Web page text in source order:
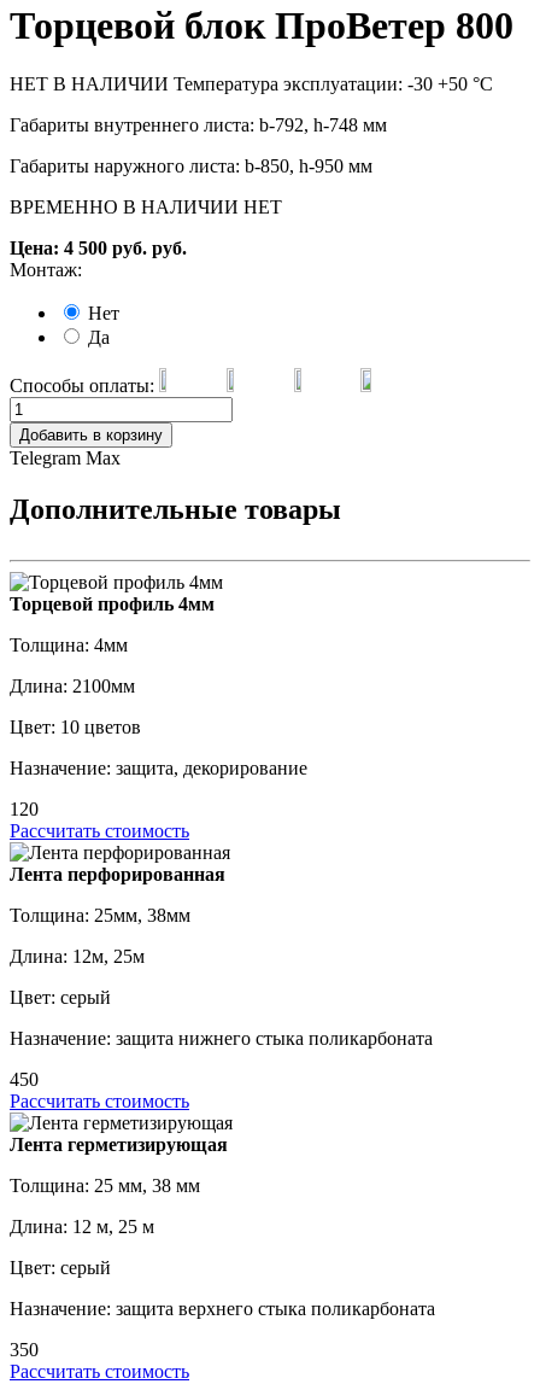
Торцевой блок ПроВетер 800
НЕТ В НАЛИЧИИ Температура эксплуатации: -30 +50 °С
Габариты внутреннего листа: b-792, h-748 мм
Габариты наружного листа: b-850, h-950 мм
ВРЕМЕННО В НАЛИЧИИ НЕТ
Цена: 4 500 руб. руб.
Монтаж:
Нет
Да
Способы оплаты:
Добавить в корзину
Telegram Max
Дополнительные товары
Торцевой профиль 4мм
Толщина: 4мм
Длина: 2100мм
Цвет: 10 цветов
Назначение: защита, декорирование
120
Рассчитать стоимость
Лента перфорированная
Толщина: 25мм, 38мм
Длина: 12м, 25м
Цвет: серый
Назначение: защита нижнего стыка поликарбоната
450
Рассчитать стоимость
Лента герметизирующая
Толщина: 25 мм, 38 мм
Длина: 12 м, 25 м
Цвет: серый
Назначение: защита верхнего стыка поликарбоната
350
Рассчитать стоимость